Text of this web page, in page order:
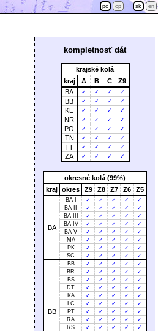
pc cp sk en
kompletnosť dát
krajské kolá
kraj
A B C
Z9
BA
✓ ✓ ✓ ✓
BB ✓ ✓ ✓ ✓
KE ✓ ✓ ✓ ✓
NR ✓ ✓ ✓ ✓
PO ✓ ✓ ✓ ✓
TN ✓ ✓ ✓ ✓
TT ✓ ✓ ✓ ✓
ZA ✓ ✓ ✓ ✓
okresné kolá (99%)
kraj okres Z9 Z8 Z7 Z6 Z5
BA
BA I ✓ ✓ ✓ ✓
✓
BA II
✓ ✓ ✓ ✓
✓
BA III
✓ ✓ ✓ ✓
✓
BA IV
✓ ✓ ✓ ✓
✓
BA V
✓ ✓ ✓ ✓
✓
MA
✓ ✓ ✓ ✓
✓
PK
✓ ✓ ✓ ✓
✓
SC
✓ ✓ ✓ ✓ ✓
BB
BB ✓ ✓ ✓ ✓
✓
BR
✓ ✓ ✓ ✓
✓
BS
✓ ✓ ✓ ✓
✓
DT
✓ ✓ ✓ ✓
✓
KA
✓ ✓ ✓ ✓
✓
LC
✓ ✓ ✓ ✓
✓
PT
✓ ✓ ✓ ✓
✓
RA
✓ ✓ ✓ ✓
✓
RS
✓ ✓ ✓ ✓
✓